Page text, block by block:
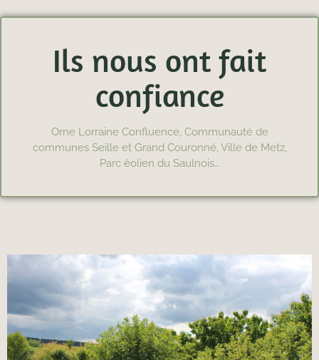
Ils nous ont fait
confiance
Orne Lorraine Confluence, Communauté de
communes Seille et Grand Couronné, Ville de Metz,
Parc éolien du Saulnois…